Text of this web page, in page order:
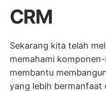
CRM
Sekarang kita telah
memahami
membantu
yang lebih bermanfaat